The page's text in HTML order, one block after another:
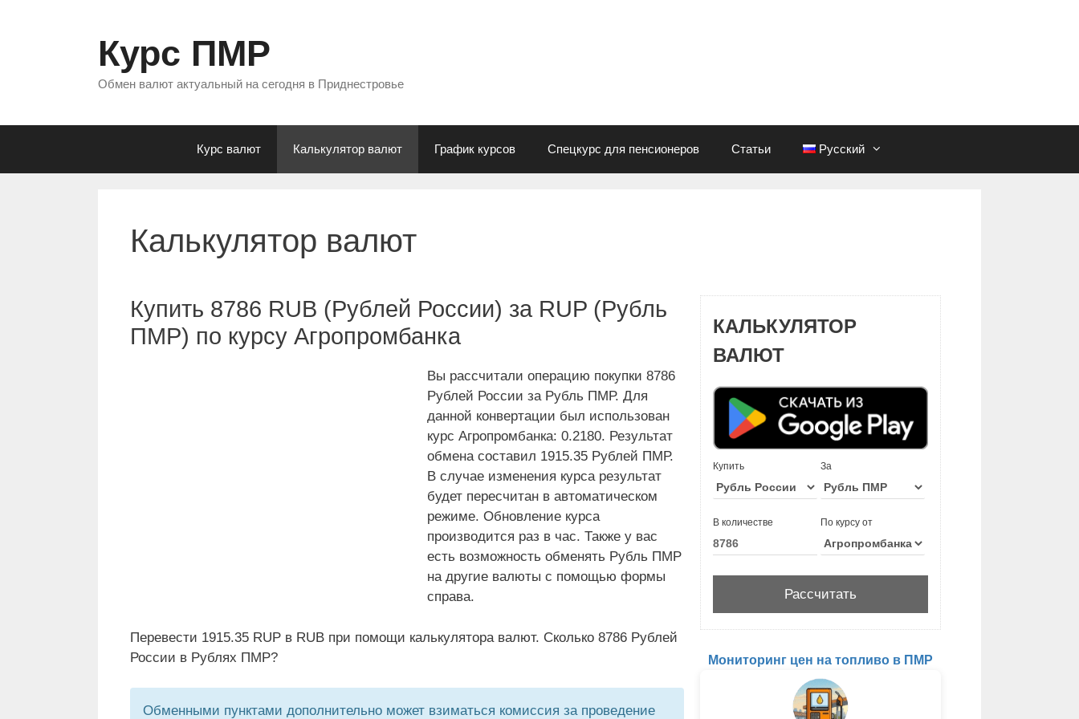
Курс ПМР
Обмен валют актуальный на сегодня в Приднестровье
Курс валют Калькулятор валют График курсов Спецкурс для пенсионеров Статьи Русский
Калькулятор валют
Купить 8786 RUB (Рублей России) за RUP (Рубль
ПМР) по курсу Агропромбанка
Вы рассчитали операцию покупки 8786
Рублей России за Рубль ПМР. Для
данной конвертации был использован
курс Агропромбанка: 0.2180. Результат
обмена составил 1915.35 Рублей ПМР.
В случае изменения курса результат
будет пересчитан в автоматическом
режиме. Обновление курса
производится раз в час. Также у вас
есть возможность обменять Рубль ПМР
на другие валюты с помощью формы
справа.
Перевести 1915.35 RUP в RUB при помощи калькулятора валют. Сколько 8786 Рублей
России в Рублях ПМР?
Обменными пунктами дополнительно может взиматься комиссия за проведение
КАЛЬКУЛЯТОР
ВАЛЮТ
Купить За
В количестве По курсу от
Мониторинг цен на топливо в ПМР